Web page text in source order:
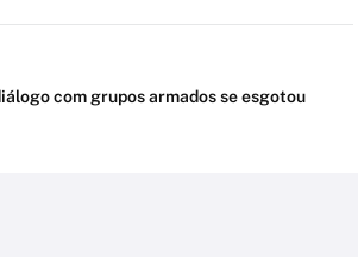
com grupos armados se esgotou